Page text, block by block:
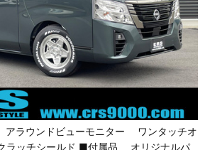
ラウンドビューモニター ワンタッチオ
ラッチシールド ■付属品 オリジナルパ